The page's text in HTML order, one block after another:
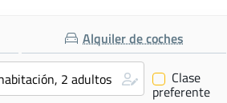
Alquiler de coches
✔ Clase
preferente